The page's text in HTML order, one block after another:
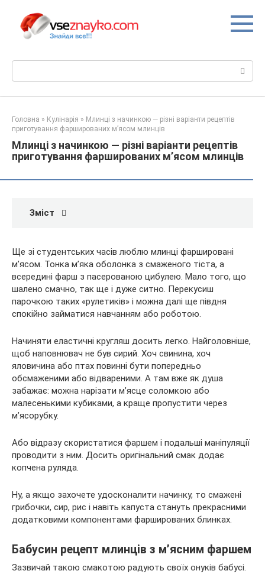
вмісту
Головна » Кулінарія » Млинці з начинкою — різні варіанти рецептів
приготування фаршированих м’ясом млинців
Млинці з начинкою — різні варіанти рецептів
приготування фаршированих м’ясом млинців
Зміст
Ще зі студентських часів люблю млинці фаршировані
м’ясом. Тонка м’яка оболонка з смаженого тіста, а
всередині фарш з пасерованою цибулею. Мало того, що
шалено смачно, так ще і дуже ситно. Перекусиш
парочкою таких «рулетиків» і можна далі ще півдня
спокійно займатися навчанням або роботою.
Начиняти еластичні кругляш досить легко. Найголовніше,
щоб наповнювач не був сирий. Хоч свинина, хоч
яловичина або птах повинні бути попередньо
обсмаженими або відвареними. А там вже як душа
забажає: можна нарізати м’ясце соломкою або
малесенькими кубиками, а краще пропустити через
м’ясорубку.
Або відразу скористатися фаршем і подальші маніпуляції
проводити з ним. Досить оригінальний смак додає
копчена руляда.
Ну, а якщо захочете удосконалити начинку, то смажені
грибочки, сир, рис і навіть капуста стануть прекрасними
додатковими компонентами фаршированих блинках.
Бабусин рецепт млинців з м’ясним фаршем
Зазвичай такою смакотою радують своїх онуків бабусі.